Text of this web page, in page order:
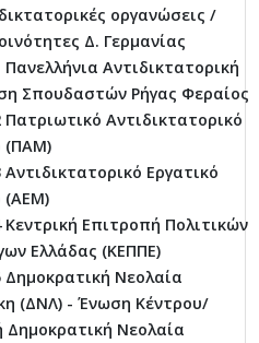
οργανώσεις /
Δ. Γερμανίας
Πανελλήνια Αντιδικτατορική
Σπουδαστών Ρήγας Φεραίος
Πατριωτικό Αντιδικτατορικό
(ΠΑΜ)
Εργατικό
Κεντρική Επιτροπή Πολιτικών
Ελλάδας (ΚΕΠΠΕ)
Δημοκρατική Νεολαία
(ΔΝΛ) - Ένωση Κέντρου/
Δημοκρατική Νεολαία